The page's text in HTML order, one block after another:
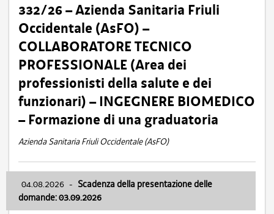
332/26 – Azienda Sanitaria Friuli
Occidentale (AsFO) –
COLLABORATORE TECNICO
PROFESSIONALE (Area dei
professionisti della salute e dei
funzionari) – INGEGNERE BIOMEDICO
– Formazione di una graduatoria
Azienda Sanitaria Friuli Occidentale (AsFO)
04.08.2026 - Scadenza della presentazione delle
domande: 03.09.2026